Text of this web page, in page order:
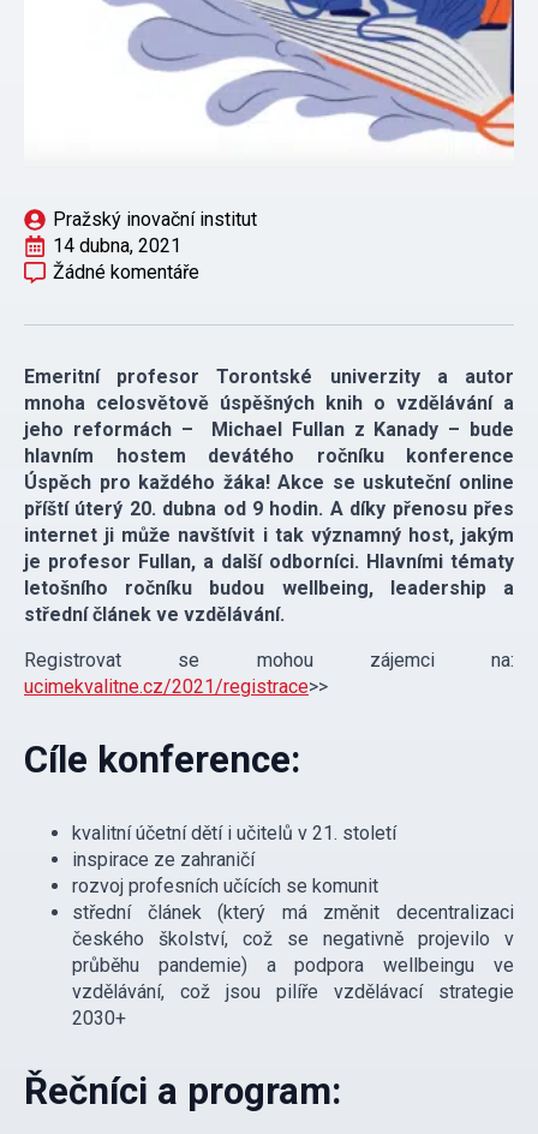
Pražský inovační institut
14 dubna, 2021
Žádné komentáře
Emeritní profesor Torontské univerzity a autor
mnoha celosvětově úspěšných knih o vzdělávání a
jeho reformách – Michael Fullan z Kanady – bude
hlavním hostem devátého ročníku konference
Úspěch pro každého žáka! Akce se uskuteční online
příští úterý 20. dubna od 9 hodin. A díky přenosu přes
internet ji může navštívit i tak významný host, jakým
je profesor Fullan, a další odborníci. Hlavními tématy
letošního ročníku budou wellbeing, leadership a
střední článek ve vzdělávání.
Registrovat se mohou zájemci na:
ucimekvalitne.cz/2021/registrace>>
Cíle konference:
kvalitní účetní dětí i učitelů v 21. století
inspirace ze zahraničí
rozvoj profesních učících se komunit
střední článek (který má změnit decentralizaci
českého školství, což se negativně projevilo v
průběhu pandemie) a podpora wellbeingu ve
vzdělávání, což jsou pilíře vzdělávací strategie
2030+
Řečníci a program: